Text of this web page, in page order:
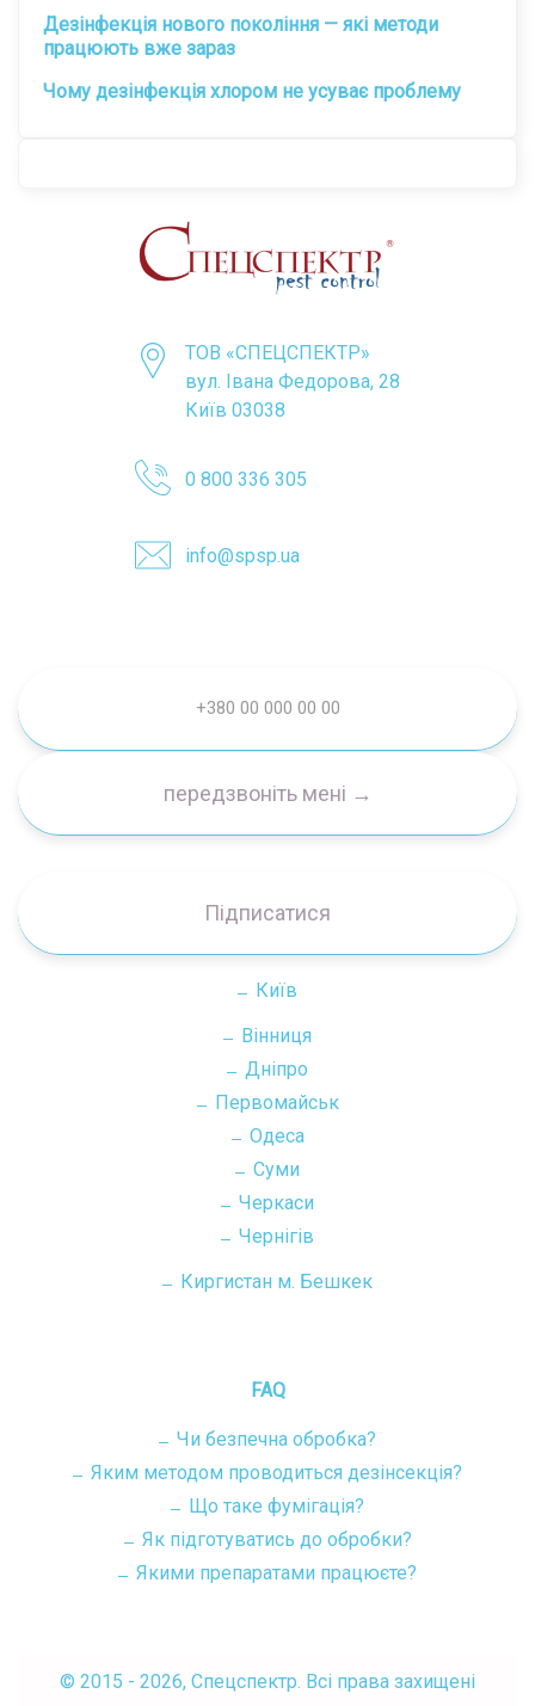
Дезінфекція нового покоління — які методи
працюють вже зараз
Чому дезінфекція хлором не усуває проблему
ТОВ «CПЕЦСПЕКТР»
вул. Івана Федорова, 28
Київ 03038
0 800 336 305
info@spsp.ua
Підписатися
Київ
Вінниця
Дніпро
Первомайськ
Одеса
Суми
Черкаси
Чернігів
Киргистан м. Бешкек
FAQ
Чи безпечна обробка?
Яким методом проводиться дезінсекція?
Що таке фумігація?
Як підготуватись до обробки?
Якими препаратами працюєте?
© 2015 - 2026, Спецспектр. Всі права захищені